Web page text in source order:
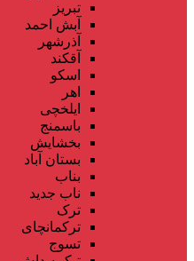
تبریز
آبش احمد
آذرشهر
آقکند
اسکو
اهر
ایلخچی
باسمنج
بخشایش
بستان آباد
بناب
ناب جدید
ترک
ترکمانچای
تسوج